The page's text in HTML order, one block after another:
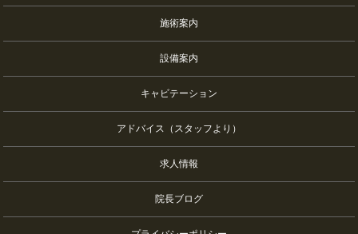
施術案内
設備案内
キャビテーション
アドバイス（スタッフより）
求人情報
院長ブログ